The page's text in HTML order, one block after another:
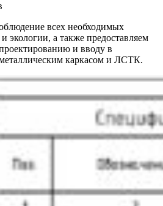
всех необходимых
экологии, а также предоставляем
и вводу в
каркасом и ЛСТК.